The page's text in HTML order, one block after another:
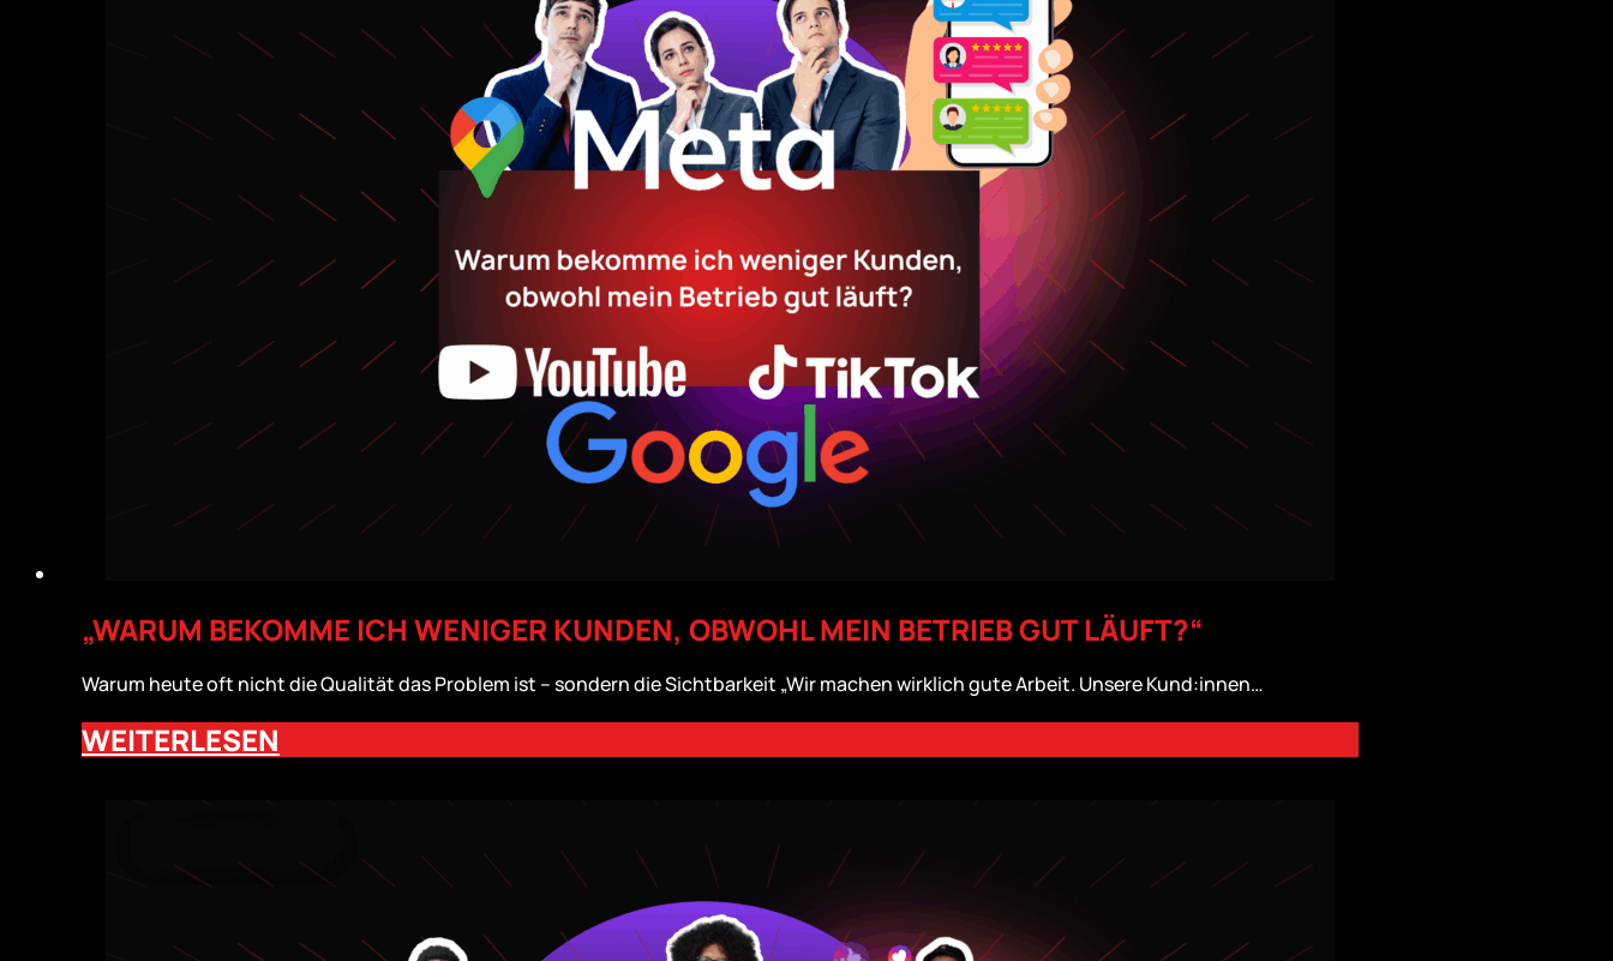
„WARUM BEKOMME ICH WENIGER KUNDEN, OBWOHL MEIN BETRIEB GUT LÄUFT?“
Warum heute oft nicht die Qualität das Problem ist – sondern die Sichtbarkeit „Wir machen wirklich gute Arbeit. Unsere Kund:innen…
WEITERLESEN